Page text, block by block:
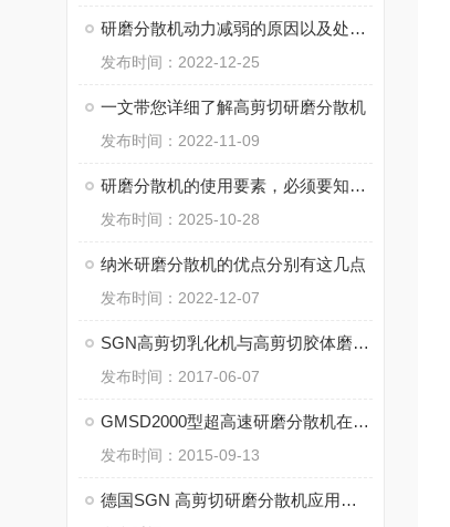
研磨分散机动力减弱的原因以及处理方法
发布时间：2022-12-25
一文带您详细了解高剪切研磨分散机
发布时间：2022-11-09
研磨分散机的使用要素，必须要知道！
发布时间：2025-10-28
纳米研磨分散机的优点分别有这几点
发布时间：2022-12-07
SGN高剪切乳化机与高剪切胶体磨和高剪切研磨分散机的区别
发布时间：2017-06-07
GMSD2000型超高速研磨分散机在石墨烯改性润滑油中的应用
发布时间：2015-09-13
德国SGN 高剪切研磨分散机应用在水煤浆生产中